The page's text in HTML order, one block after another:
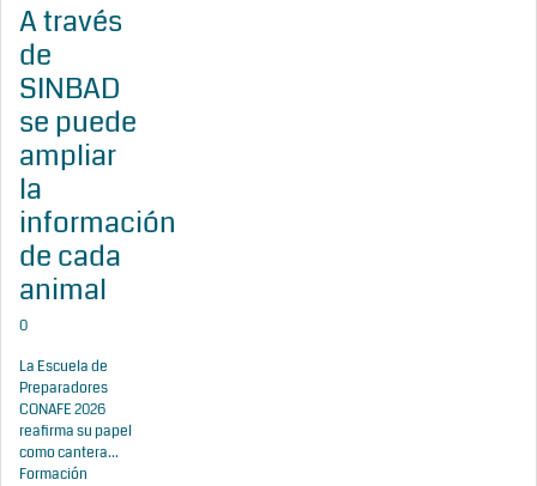
A través
de
SINBAD
se puede
ampliar
la
información
de cada
animal
0
La Escuela de
Preparadores
CONAFE 2026
reafirma su papel
como cantera...
Formación